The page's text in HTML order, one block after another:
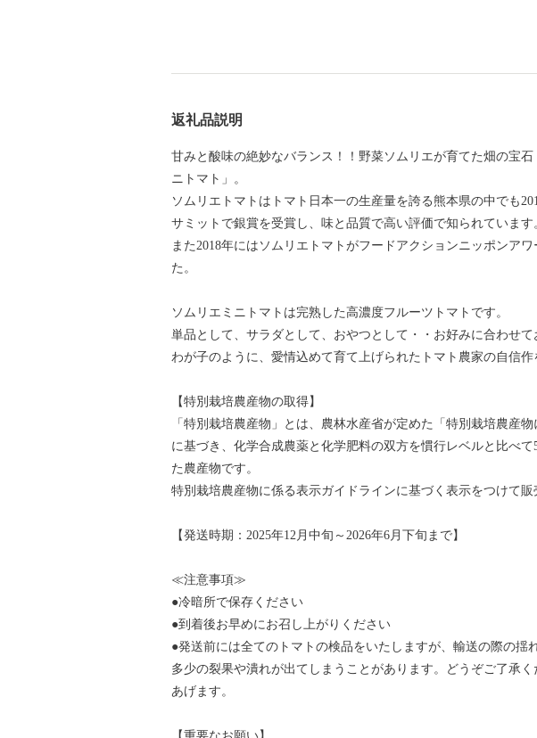
返礼品説明
甘みと酸味の絶妙なバランス！！野菜ソムリエが育てた畑の宝石
ニトマト」。
ソムリエトマトはトマト日本一の生産量を誇る熊本県の中でも
サミットで銀賞を受賞し、味と品質で高い評価で知られています
また2018年にはソムリエトマトがフードアクションニッポンアワ
た。
ソムリエミニトマトは完熟した高濃度フルーツトマトです。
単品として、サラダとして、おやつとして・・お好みに合わせて
わが子のように、愛情込めて育て上げられたトマト農家の自信作
【特別栽培農産物の取得】
「特別栽培農産物」とは、農林水産省が定めた「特別栽培農産物
に基づき、化学合成農薬と化学肥料の双方を慣行レベルと比べ
た農産物です。
特別栽培農産物に係る表示ガイドラインに基づく表示をつけて販
【発送時期：2025年12月中旬～2026年6月下旬まで】
≪注意事項≫
●冷暗所で保存ください
●到着後お早めにお召し上がりください
●発送前には全てのトマトの検品をいたしますが、輸送の際の揺
多少の裂果や潰れが出てしまうことがあります。どうぞご了承
あげます。